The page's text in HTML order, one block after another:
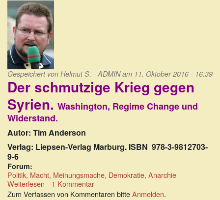
Gespeichert von Helmut S. - ADMINam 11. Oktober 2016 - 16:39
Der schmutzige Krieg gegen
Syrien. Washington, Regime Change und
Widerstand.
Autor: Tim Anderson
Verlag: Liepsen-Verlag Marburg. ISBN 978-3-9812703-
9-6
Forum:
Politik, Macht, Meinungsmache, Demokratie, Anarchie
Weiterlesen über
Der
1 Kommentar
Zum Verfassen von Kommentaren bitteAnmelden.